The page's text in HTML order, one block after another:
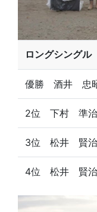
ロングシングル
優勝 酒井 忠
2位 下村 準治
3位 松井 賢治
4位 松井 賢治